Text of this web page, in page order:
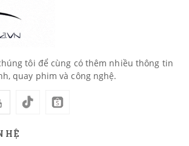
tôi để cùng có thêm nhiều thông tin
quay phim và công nghệ.
HỆ